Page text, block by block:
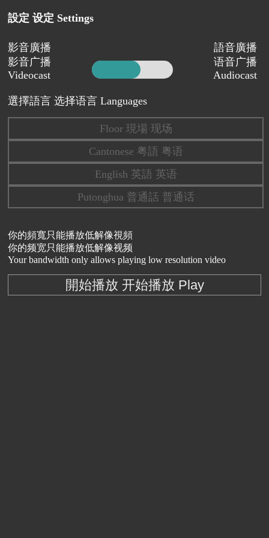
設定 设定 Settings
影音廣播
影音广播
Videocast
語音廣播
语音广播
Audiocast
選擇語言 选择语言 Languages
Floor 現場 现场
Cantonese 粤語 粤语
English 英語 英语
Putonghua 普通話 普通话
你的頻寬只能播放低解像視頻
你的频宽只能播放低解像视频
Your bandwidth only allows playing low resolution video
開始播放 开始播放 Play